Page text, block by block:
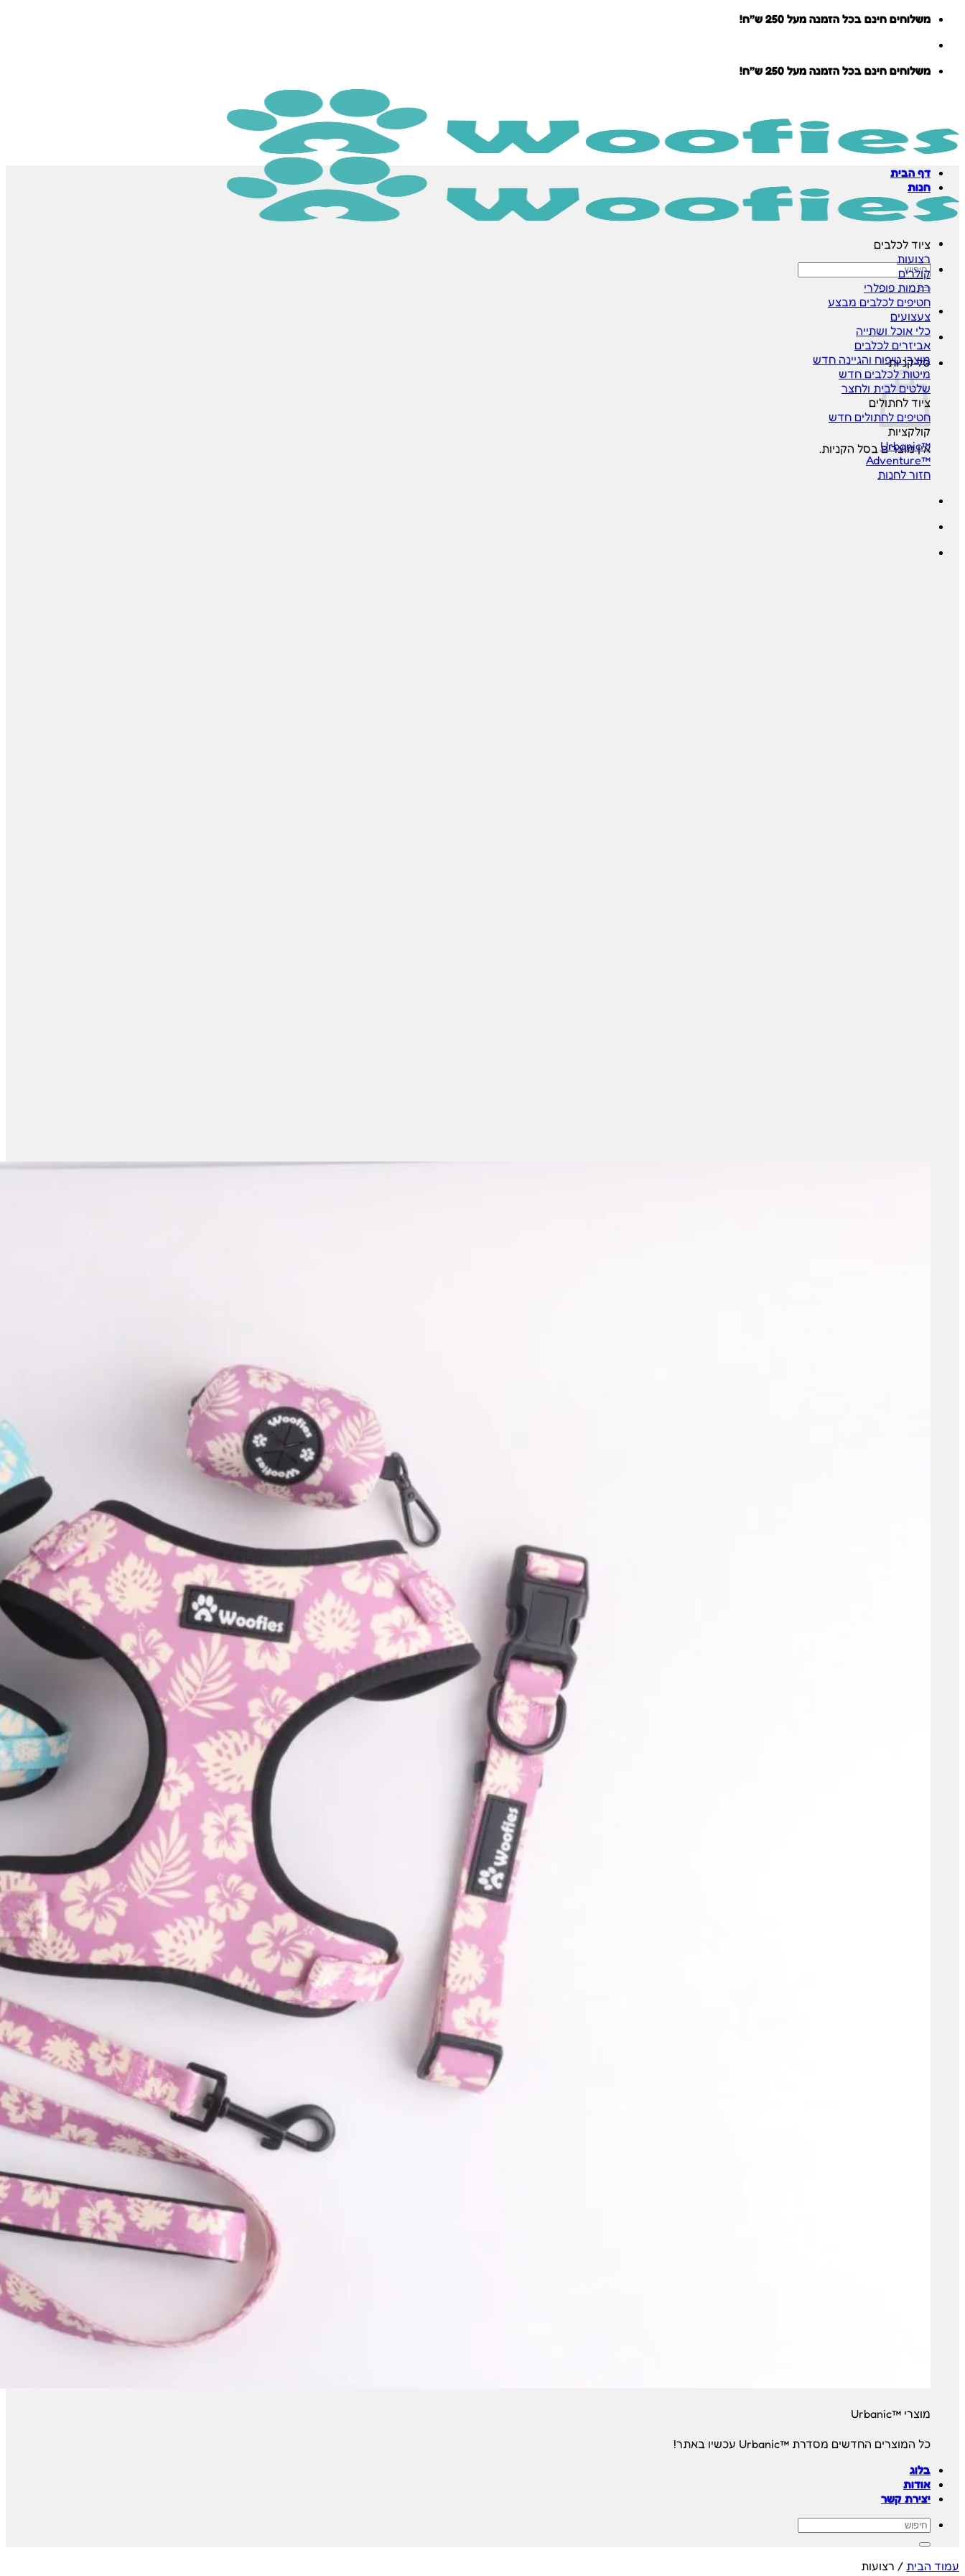
Skip
content
משלוחים חינם בכל הזמנה מעל 250 ש״ח!
משלוחים חינם בכל הזמנה מעל 250 ש״ח!
חיפוש
עבור:
סל קניות
אין מוצרים בסל הקניות.
חזור לחנות
דף הבית
חנות
ציוד לכלבים
רצועות
קולרים
רתמות
חטיפים לכלבים
צעצועים
כלי אוכל ושתייה
אביזרים לכלבים
מוצרי טיפוח והגיינה
מיטות לכלבים
שלטים לבית ולחצר
ציוד לחתולים
חטיפים לחתולים
קולקציות
™Urbanic
™Adventure
מוצרי ™Urbanic
כל המוצרים החדשים מסדרת ™Urbanic עכשיו באתר!
בלוג
אודות
יצירת קשר
חיפוש
עבור:
עמוד הבית / רצועות